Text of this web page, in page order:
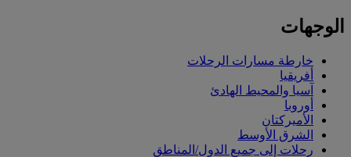
الوجهات
خارطة مسارات الرحلات
أفريقيا
آسيا والمحيط الهادئ
أوروبا
الأميركتان
الشرق الأوسط
رحلات إلى جميع الدول/المناطق